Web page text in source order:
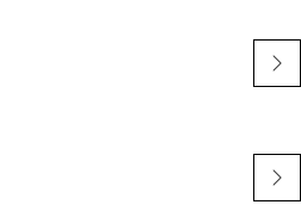
of both large and small
other machines in your fleet,